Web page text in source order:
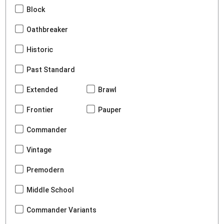
Block
Oathbreaker
Historic
Past Standard
Extended Brawl
Frontier Pauper
Commander
Vintage
Premodern
Middle School
Commander Variants